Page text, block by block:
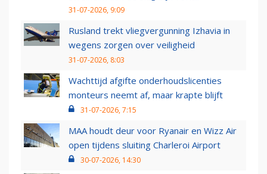
31-07-2026, 9:09
Rusland trekt vliegvergunning Izhavia in
wegens zorgen over veiligheid
31-07-2026, 8:03
Wachttijd afgifte onderhoudslicenties
monteurs neemt af, maar krapte blijft
31-07-2026, 7:15
MAA houdt deur voor Ryanair en Wizz Air
open tijdens sluiting Charleroi Airport
30-07-2026, 14:30